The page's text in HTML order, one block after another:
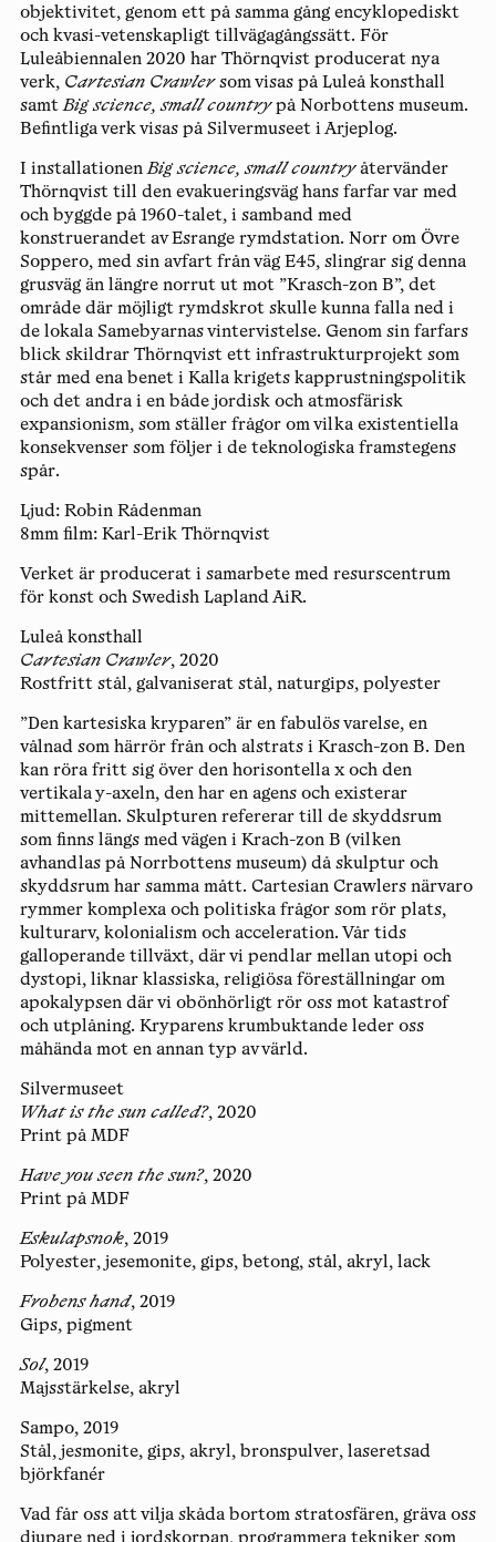
objektivitet, genom ett på samma gång encyklopediskt
och kvasi-vetenskapligt tillvägagångssätt. För
Luleåbiennalen 2020 har Thörnqvist producerat nya
verk, Cartesian Crawlersom visas på Luleå konsthall
samtBig science, small countrypå Norbottens museum.
Befintliga verk visas på Silvermuseet i Arjeplog.
I installationenBig science, small countryåtervänder
Thörnqvist till den evakueringsväg hans farfar var med
och byggde på 1960-talet, i samband med
konstruerandet av Esrange rymdstation. Norr om Övre
Soppero, med sin avfart från väg E45, slingrar sig denna
grusväg än längre norrut ut mot ”Krasch-zon B”, det
område där möjligt rymdskrot skulle kunna falla ned i
de lokala Samebyarnas vintervistelse. Genom sin farfars
blick skildrar Thörnqvist ett infrastrukturprojekt som
står med ena benet i Kalla krigets kapprustningspolitik
och det andra i en både jordisk och atmosfärisk
expansionism, som ställer frågor om vilka existentiella
konsekvenser som följer i de teknologiska framstegens
spår.
Ljud: Robin Rådenman
8mm film: Karl-Erik Thörnqvist
Verket är producerat i samarbete med resurscentrum
för konst och Swedish Lapland AiR.
Luleå konsthall
Cartesian Crawler, 2020
Rostfritt stål, galvaniserat stål, naturgips, polyester
”Den kartesiska kryparen” är en fabulös varelse, en
vålnad som härrör från och alstrats i Krasch-zon B. Den
kan röra fritt sig över den horisontella x och den
vertikala y-axeln, den har en agens och existerar
mittemellan. Skulpturen refererar till de skyddsrum
som finns längs med vägen i Krach-zon B (vilken
avhandlas på Norrbottens museum) då skulptur och
skyddsrum har samma mått. Cartesian Crawlers närvaro
rymmer komplexa och politiska frågor som rör plats,
kulturarv, kolonialism och acceleration. Vår tids
galloperande tillväxt, där vi pendlar mellan utopi och
dystopi, liknar klassiska, religiösa föreställningar om
apokalypsen där vi obönhörligt rör oss mot katastrof
och utplåning. Kryparens krumbuktande leder oss
måhända mot en annan typ av värld.
Silvermuseet
What is the sun called?, 2020
Print på MDF
Have you seen the sun?, 2020
Print på MDF
Eskulapsnok, 2019
Polyester, jesemonite, gips, betong, stål, akryl, lack
Frobens hand, 2019
Gips, pigment
Sol, 2019
Majsstärkelse, akryl
Sampo, 2019
Stål, jesmonite, gips, akryl, bronspulver, laseretsad
björkfanér
Vad får oss att vilja skåda bortom stratosfären, gräva oss